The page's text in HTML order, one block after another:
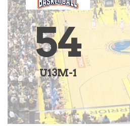
54
U13M-1